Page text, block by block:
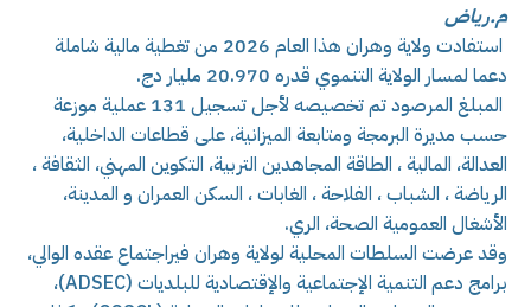
م.رياض
استفادت ولاية وهران هذا العام 2026 من تغطية مالية شاملة
دعما لمسار الولاية التنموي قدره 20.970 مليار دج.
المبلغ المرصود تم تخصيصه لأجل تسجيل 131 عملية موزعة
حسب مديرة البرمجة ومتابعة الميزانية، على قطاعات الداخلية،
العدالة، المالية ، الطاقة المجاهدين التربية، التكوين المهني، الثقافة ،
الرياضة ، الشباب ، الفلاحة ، الغابات ، السكن العمران و المدينة،
الأشغال العمومية الصحة، الري.
وقد عرضت السلطات المحلية لولاية وهران فيراجتماع عقده الوالي،
برامج دعم التنمية الإجتماعية والإقتصادية للبلديات (ADSEC)،